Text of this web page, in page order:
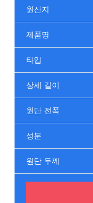
원산지
제품명
타입
상세 길이
원단 전폭
성분
원단 두께